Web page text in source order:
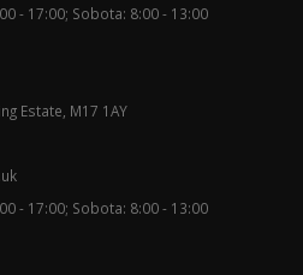
- 17:00; Sobota: 8:00 - 13:00
Estate, M17 1AY
- 17:00; Sobota: 8:00 - 13:00